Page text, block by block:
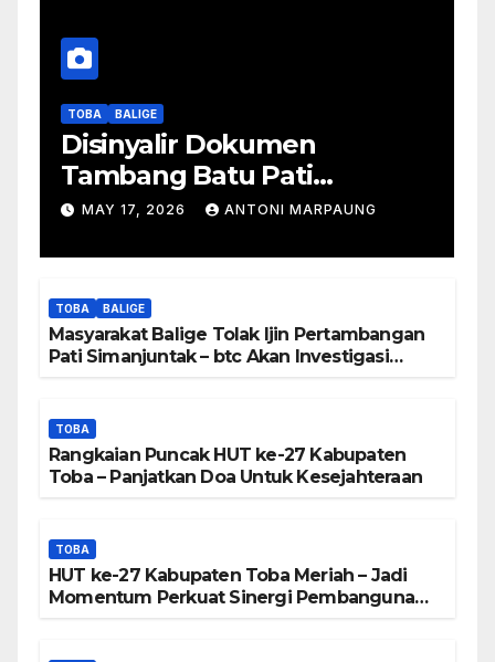
TOBA BALIGE
Disinyalir Dokumen
Tambang Batu Pati
Simanjuntak Palsu – Jerry
Berada Di DTA – Frengki
Pardede : Kami Tidak Miliki
Peta DTA – Tanda Tangan
Masyarakat Diduga
MAY 17, 2026 ANTONI MARPAUNG
TOBA BALIGE
Masyarakat Balige Tolak Ijin Pertambangan
Pati Simanjuntak – btc Akan Investigasi
TOBA
Rangkaian Puncak HUT ke-27 Kabupaten
Toba – Panjatkan Doa Untuk Kesejahteraan
TOBA
HUT ke-27 Kabupaten Toba Meriah – Jadi
Momentum Perkuat Sinergi Pembangunan